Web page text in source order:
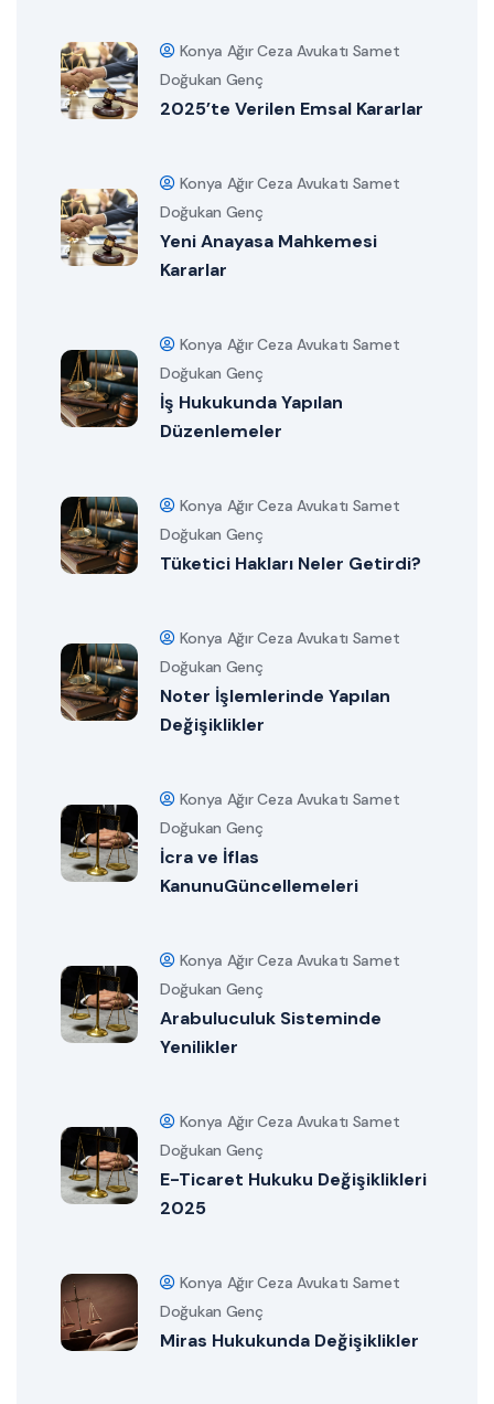
Konya Ağır Ceza Avukatı Samet
Doğukan Genç
2025’te Verilen Emsal Kararlar
Konya Ağır Ceza Avukatı Samet
Doğukan Genç
Yeni Anayasa Mahkemesi
Kararlar
Konya Ağır Ceza Avukatı Samet
Doğukan Genç
İş Hukukunda Yapılan
Düzenlemeler
Konya Ağır Ceza Avukatı Samet
Doğukan Genç
Tüketici Hakları Neler Getirdi?
Konya Ağır Ceza Avukatı Samet
Doğukan Genç
Noter İşlemlerinde Yapılan
Değişiklikler
Konya Ağır Ceza Avukatı Samet
Doğukan Genç
İcra ve İflas
KanunuGüncellemeleri
Konya Ağır Ceza Avukatı Samet
Doğukan Genç
Arabuluculuk Sisteminde
Yenilikler
Konya Ağır Ceza Avukatı Samet
Doğukan Genç
E-Ticaret Hukuku Değişiklikleri
2025
Konya Ağır Ceza Avukatı Samet
Doğukan Genç
Miras Hukukunda Değişiklikler